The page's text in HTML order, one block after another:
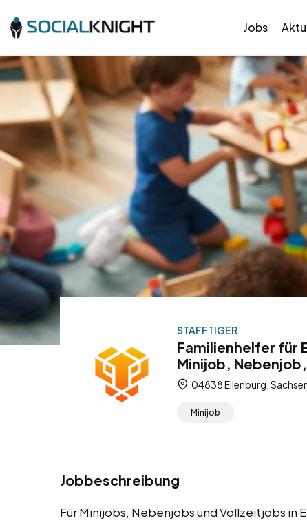
Jobs
STAFFTIGER
Familienhelfer für
Minijob,
04838 Eilenburg,
Minijob
Jobbeschreibung
Für Minijobs, Nebenjobs und Vollzeitjobs in